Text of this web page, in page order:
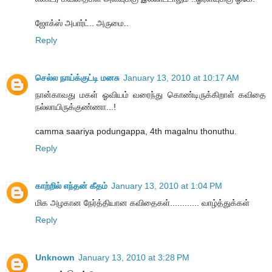
ஜோக்ஸ் அபார்ட்.. அருமை..
Reply
செல்ல நாய்க்குட்டி மனசு January 13, 2010 at 10:17 AM
நான்காவது மகள் ஓவியம் வரைந்து கொண்டிருக்கிறாள் கவிதை
நல்லாயிருக்குண்ணா...!
camma saariya podungappa, 4th magalnu thonuthu.
Reply
காற்றில் எந்தன் கீதம் January 13, 2010 at 1:04 PM
மிக அழகான நேர்த்தியான கவிதைகள்............ வாழ்த்துக்கள்
Reply
Unknown January 13, 2010 at 3:28 PM